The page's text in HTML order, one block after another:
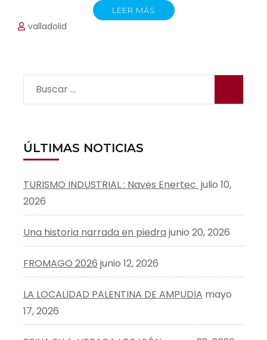
LEER MÁS
valladolid
Buscar:
ÚLTIMAS NOTICIAS
TURISMO INDUSTRIAL : Naves Enertec julio 10,
2026
Una historia narrada en piedra junio 20, 2026
FROMAGO 2026 junio 12, 2026
LA LOCALIDAD PALENTINA DE AMPUDIA mayo
17, 2026